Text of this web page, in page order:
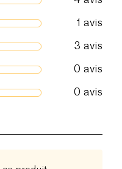
1 avis
3 avis
0 avis
0 avis